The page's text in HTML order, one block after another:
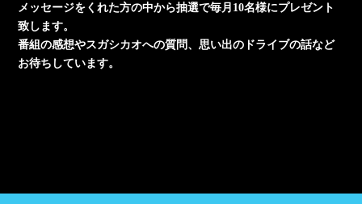
メッセージをくれた方の中から抽選で毎月10名様にプレゼント
致します。
番組の感想やスガシカオへの質問、思い出のドライブの話など
お待ちしています。